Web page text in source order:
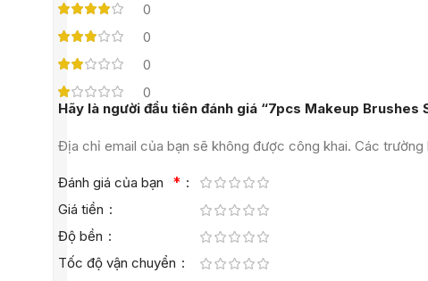
0
0
0
0
Hãy là người đầu tiên đánh giá “7pcs Makeup Brushes
Địa chỉ email của bạn sẽ không được công khai. Các trường
Đánh giá của bạn *
Giá tiền
Độ bền
Tốc độ vận chuyển